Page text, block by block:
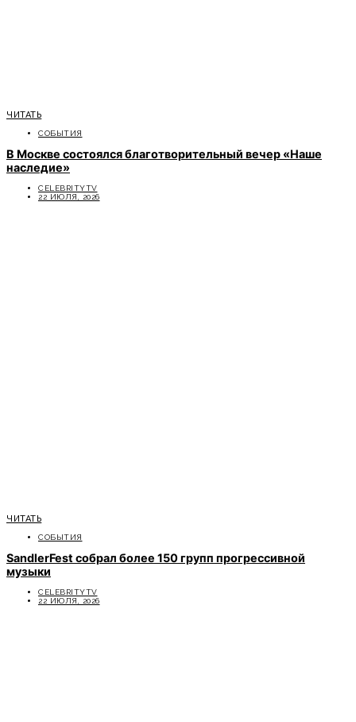
ЧИТАТЬ
СОБЫТИЯ
В Москве состоялся благотворительный вечер «Наше
наследие»
CELEBRITYTV
22 ИЮЛЯ, 2026
ЧИТАТЬ
СОБЫТИЯ
SandlerFest собрал более 150 групп прогрессивной
музыки
CELEBRITYTV
22 ИЮЛЯ, 2026